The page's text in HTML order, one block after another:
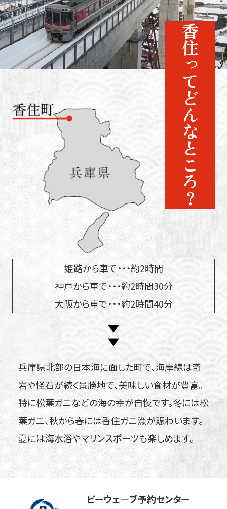
香住ってどんなところ？
姫路から車で・・・約2時間
神戸から車で・・・約2時間30分
大阪から車で・・・約2時間40分
兵庫県北部の日本海に面した町で、海岸線は奇
岩や怪石が続く景勝地で、美味しい食材が豊富。
特に松葉ガニなどの海の幸が自慢です。冬には松
葉ガニ、秋から春には香住ガニ漁が賑わいます。
夏には海水浴やマリンスポーツも楽しめます。
ビーウェ―ブ予約センター